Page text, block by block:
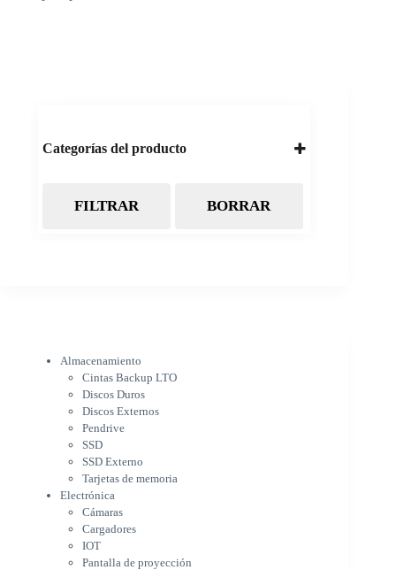
Categorías del producto
Almacenamiento
Cámaras
Cargadores
IOT
Pantalla de proyección
Pantallas
Parlantes
Proyectores
Relojes Inteligentes
Televisores
Gaming
Escritorios & Sillas
Hogar
FILTRAR BORRAR
Almacenamiento
Cintas Backup LTO
Discos Duros
Discos Externos
Pendrive
SSD
SSD Externo
Tarjetas de memoria
Electrónica
Cámaras
Cargadores
IOT
Pantalla de proyección